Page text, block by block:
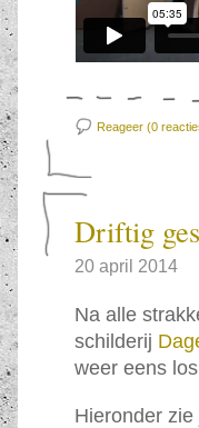
Reageer (0
Driftig
20 april 2014
Na alle
schilderij
weer eens
Hieronder